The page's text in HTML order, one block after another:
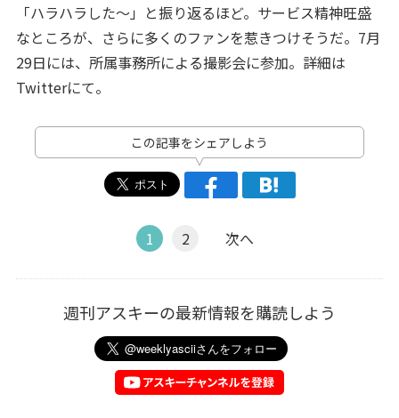
「ハラハラした〜」と振り返るほど。サービス精神旺盛
なところが、さらに多くのファンを惹きつけそうだ。7月
29日には、所属事務所による撮影会に参加。詳細は
Twitterにて。
この記事をシェアしよう
1 2 次へ
週刊アスキーの最新情報を購読しよう